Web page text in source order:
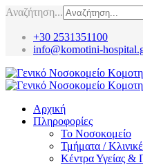
Αναζήτηση...
+30 2531351100
info@komotini-
Αρχική
Πληροφορίες
Το Νοσοκομείο
Τμήματα /
Κέντρα Υγείας &